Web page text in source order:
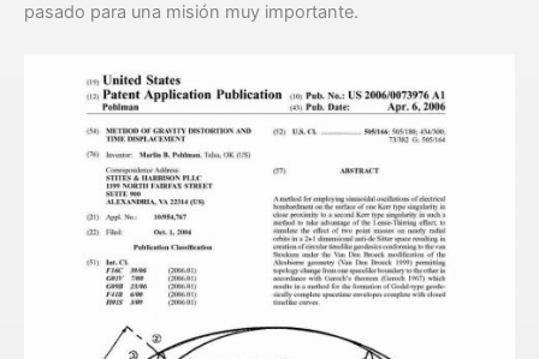
pasado para una misión muy importante.